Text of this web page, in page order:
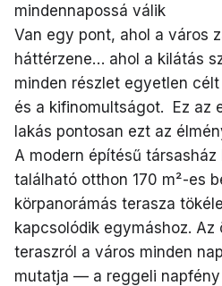
mindennapossá válik
Van egy pont, ahol a város
háttérzene… ahol a kilátás
minden részlet egyetlen
és a kifinomultságot. Ez az
lakás pontosan ezt az
A modern építésű
található otthon 170 m²-es
körpanorámás terasza
kapcsolódik egymáshoz. Az
teraszról a város minden
mutatja — a reggeli